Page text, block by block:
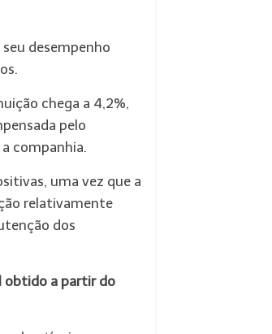
desempenho
chega a 4,2%,
pelo
companhia.
uma vez que a
relativamente
dos
obtido a partir do